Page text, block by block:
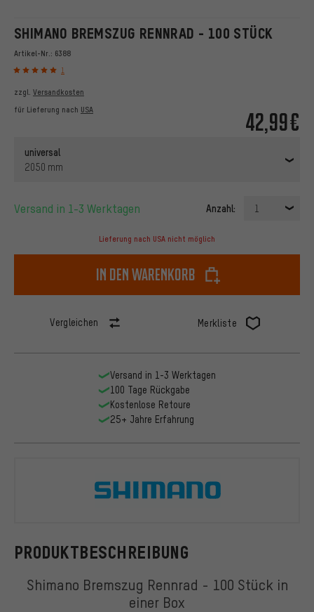
SHIMANO BREMSZUG RENNRAD - 100 STÜCK
Artikel-Nr.: 6388
1
42,99€
zzgl. Versandkosten
für Lieferung nach USA
universal
2050 mm
Versand in 1-3 Werktagen Anzahl: 1
Lieferung nach USA nicht möglich
In den Warenkorb
Vergleichen Merkliste
PRODUKTBESCHREIBUNG
Shimano Bremszug Rennrad - 100 Stück in
einer Box
Versand in 1-3 Werktagen
100 Tage Rückgabe
Kostenlose Retoure
25+ Jahre Erfahrung
Shimano